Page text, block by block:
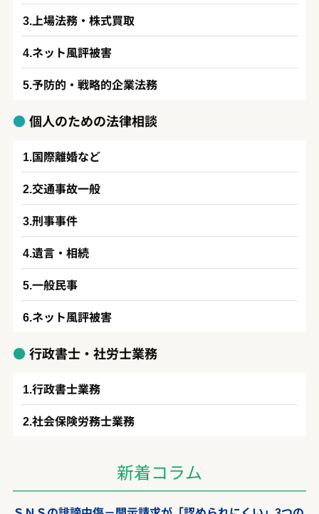
上場法務・株式買取
ネット風評被害
予防的・戦略的企業法務
個人のための法律相談
国際離婚など
交通事故一般
刑事事件
遺言・相続
一般民事
ネット風評被害
行政書士・社労士業務
行政書士業務
社会保険労務士業務
新着コラム